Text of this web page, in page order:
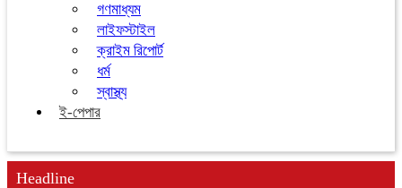
গণমাধ্যম
লাইফস্টাইল
ক্রাইম রিপোর্ট
ধর্ম
স্বাস্থ্য
ই-পেপার
Headline